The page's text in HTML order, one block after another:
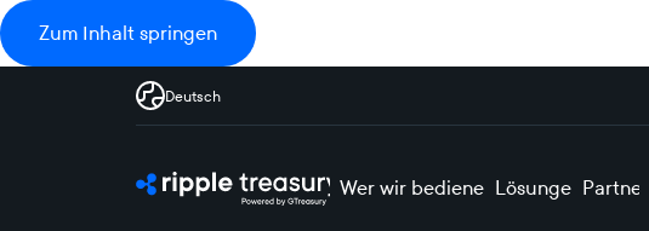
Zum Inhalt springen
Deutsch
Wer wir bedienen Lösungen Partner